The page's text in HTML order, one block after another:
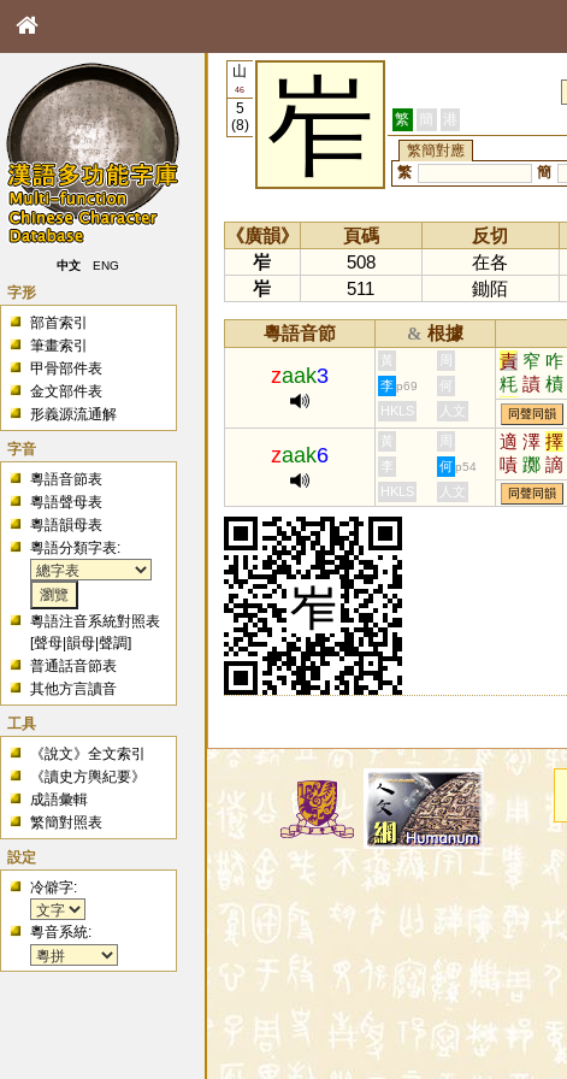
中文 ENG
字形
部首索引
筆畫索引
甲骨部件表
金文部件表
形義源流通解
字音
粵語音節表
粵語聲母表
粵語韻母表
粵語分類字表:
粵語注音系統對照表
[聲母 |韻母 |聲調]
普通話音節表
其他方言讀音
工具
《說文》全文索引
《讀史方輿紀要》
成語彙輯
繁簡對照表
設定
冷僻字:
粵音系統:
山
46
5
(8)
岝 繁 簡 港
繁簡對應
繁
簡
《廣韻》 頁碼 反切
岝
508
在各
岝
511 鋤陌
粵語音節 & 根據
zaak3
黃 周 責 窄 咋
粍 謮 樍
迮 矺 笮
李 p69
何
HKLS
人文 同聲同韻
zaak6
黃 周 適 澤 擇
嘖 躑 謫
鸅 雿 齰
李 何 p54
HKLS 人文 同聲同韻